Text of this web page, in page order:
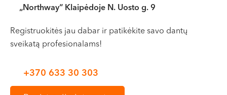
„Northway“ Klaipėdoje N. Uosto g. 9
Registruokitės jau dabar ir patikėkite savo dantų
sveikatą profesionalams!
+370 633 30 303